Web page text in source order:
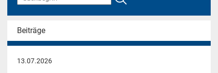
Beiträge
13.07.2026